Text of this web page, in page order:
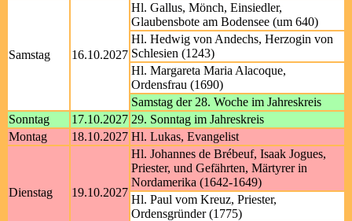
Samstag 16.10.2027
Hl. Gallus, Mönch, Einsiedler,
Glaubensbote am Bodensee (um 640)
Hl. Hedwig von Andechs, Herzogin von
Schlesien (1243)
Hl. Margareta Maria Alacoque,
Ordensfrau (1690)
Samstag der 28. Woche im Jahreskreis
Sonntag
17.10.2027 29. Sonntag im Jahreskreis
Montag
18.10.2027 Hl. Lukas, Evangelist
Dienstag 19.10.2027
Hl. Johannes de Brébeuf, Isaak Jogues,
Priester, und Gefährten, Märtyrer in
Nordamerika (1642-1649)
Hl. Paul vom Kreuz, Priester,
Ordensgründer (1775)